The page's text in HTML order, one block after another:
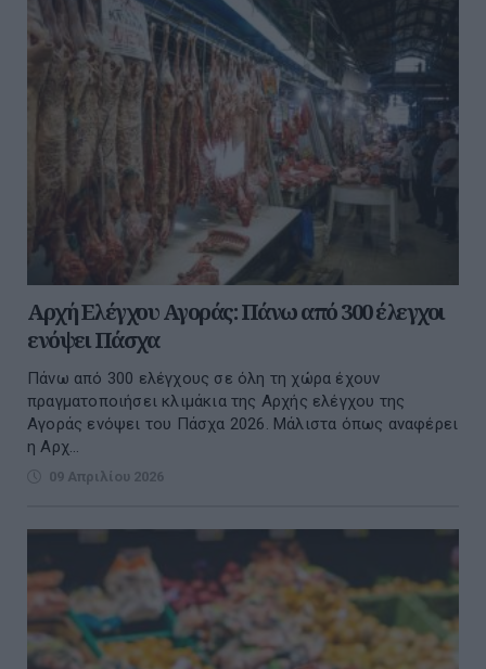
Αρχή Ελέγχου Αγοράς: Πάνω από 300 έλεγχοι
ενόψει Πάσχα
Πάνω από 300 ελέγχους σε όλη τη χώρα έχουν
πραγματοποιήσει κλιμάκια της Αρχής ελέγχου της
Αγοράς ενόψει του Πάσχα 2026. Μάλιστα όπως αναφέρει
η Αρχ...
09 Απριλίου 2026